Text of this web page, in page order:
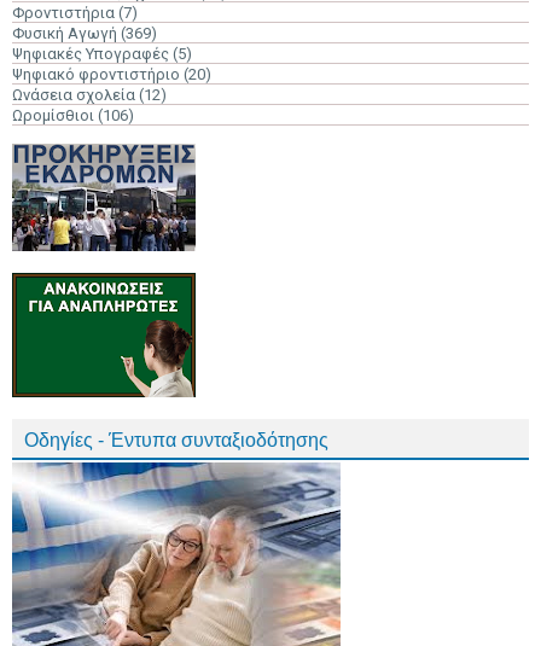
Φροντιστήρια (7)
Φυσική Αγωγή (369)
Ψηφιακές Υπογραφές (5)
Ψηφιακό φροντιστήριο (20)
Ωνάσεια σχολεία (12)
Ωρομίσθιοι (106)
Οδηγίες - Έντυπα συνταξιοδότησης